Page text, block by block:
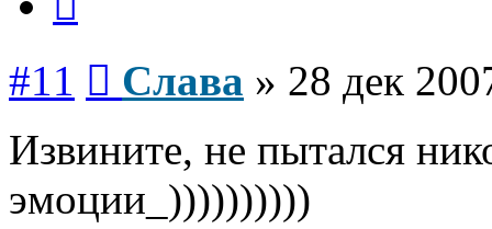
#11 Слава » 28 дек
Извините, не пытался
эмоции_))))))))))